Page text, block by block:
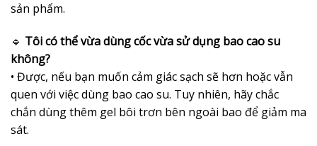
sản phẩm.
🔹 Tôi có thể vừa dùng cốc vừa sử dụng bao cao su
không?
• Được, nếu bạn muốn cảm giác sạch sẽ hơn hoặc vẫn
quen với việc dùng bao cao su. Tuy nhiên, hãy chắc
chắn dùng thêm gel bôi trơn bên ngoài bao để giảm ma
sát.